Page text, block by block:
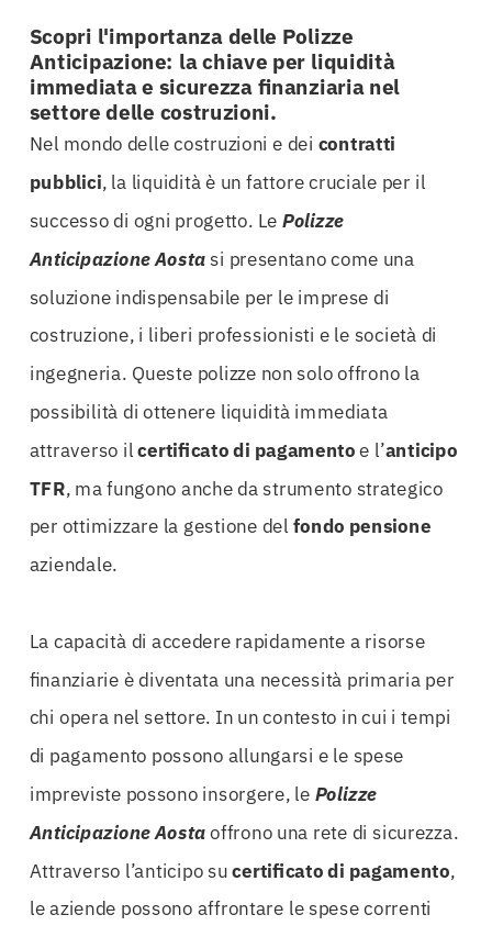
Scopri l'importanza delle Polizze
Anticipazione: la chiave per liquidità
immediata e sicurezza finanziaria nel
settore delle costruzioni.
Nel mondo delle costruzioni e dei contratti
pubblici, la liquidità è un fattore cruciale per il
successo di ogni progetto. Le Polizze
Anticipazione Aostasi presentano come una
soluzione indispensabile per le imprese di
costruzione, i liberi professionisti e le società di
ingegneria. Queste polizze non solo offrono la
possibilità di ottenere liquidità immediata
attraverso ilcertificato di pagamentoe l’anticipo
TFR, ma fungono anche da strumento strategico
per ottimizzare la gestione del fondo pensione
aziendale.
La capacità di accedere rapidamente a risorse
finanziarie è diventata una necessità primaria per
chi opera nel settore. In un contesto in cui i tempi
di pagamento possono allungarsi e le spese
impreviste possono insorgere, le Polizze
Anticipazione Aostaoffrono una rete di sicurezza.
Attraverso l’anticipo sucertificato di pagamento,
le aziende possono affrontare le spese correnti